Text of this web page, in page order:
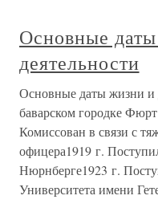
Основные
деятельности
Основные даты жизни и
баварском городке
Комиссован в связи с
офицера1919 г.
Нюрнберге1923 г.
Университета имени